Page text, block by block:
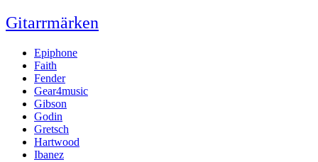
Gitarrmärken
Epiphone
Faith
Fender
Gear4music
Gibson
Godin
Gretsch
Hartwood
Ibanez